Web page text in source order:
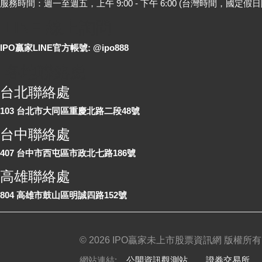
服務時間：週一至週五，上午 9:00 - 下午 6:00 (台灣時間，國定假
IPO贏家LINE官方帳號: @ipo888
台北聯絡處
103 台北市大同區重慶北路二段48號
台中聯絡處
407 台中市西屯區市政北七路186號
高雄聯絡處
804 高雄市鼓山區明誠四路152號
© 2026 IPO贏家未上市股票資訊網 版權所有
網站連結: 公開資訊觀測站、 證券交易所